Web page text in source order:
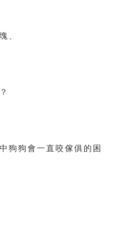
、
狗狗會一直咬傢俱的困